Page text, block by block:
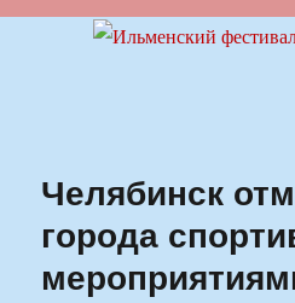
Ильменский
Челябинск
города